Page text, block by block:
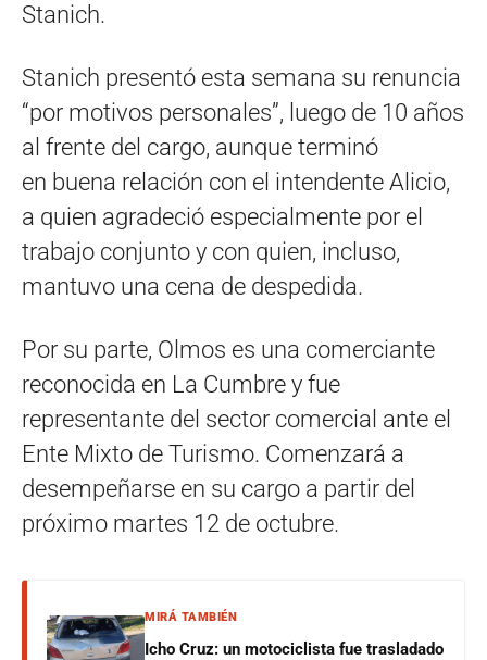
Stanich.
Stanich presentó esta semana su renuncia
“por motivos personales”, luego de 10 años
al frente del cargo, aunque terminó
en buena relación con el intendente Alicio,
a quien agradeció especialmente por el
trabajo conjunto y con quien, incluso,
mantuvo una cena de despedida.
Por su parte, Olmos es una comerciante
reconocida en La Cumbre y fue
representante del sector comercial ante el
Ente Mixto de Turismo. Comenzará a
desempeñarse en su cargo a partir del
próximo martes 12 de octubre.
MIRÁ TAMBIÉN
Icho Cruz: un motociclista fue trasladado